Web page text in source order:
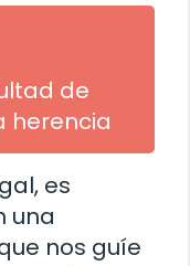
de
herencia
es
una
nos guíe